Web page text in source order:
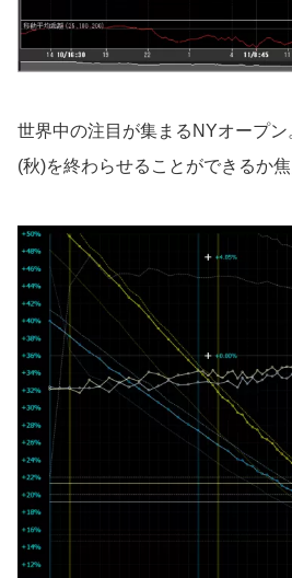
世界中の注目が集まるNYオープ
(秋)を終わらせることができるか